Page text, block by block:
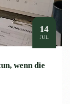
14
JUL
wenn die